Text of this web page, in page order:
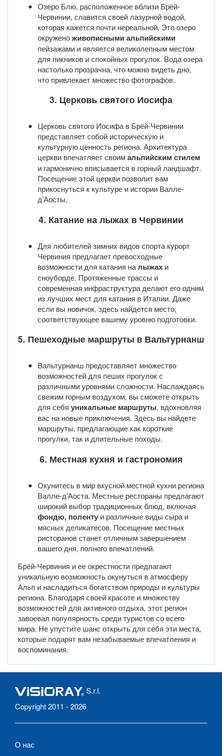
Озеро Блю, расположенное вблизи Брёй-
Червинии, славится своей лазурной водой,
которая кажется почти нереальной. Это озеро
окруженоживописными альпийскими
пейзажами и является великолепным местом
для пикников и спокойных прогулок. Вода озера
настолько прозрачна, что можно видеть дно,
что привлекает множество фотографов.
3. Церковь святого Иосифа
Церковь святого Иосифа в Брёй-Червинии
представляет собой историческую и
культурную ценность региона. Архитектура
церкви впечатляет своимальпийским стилем
и гармонично вписывается в горный ландшафт.
Посещение этой церкви позволит вам
прикоснуться к культуре и истории Валле-
д’Аосты.
4. Катание на лыжах в Червинии
Для любителей зимних видов спорта курорт
Червиния предлагает превосходные
возможности для катания налыжах и
сноуборде. Протяженные трассы и
современная инфраструктура делают его одним
из лучших мест для катания в Италии. Даже
если вы новичок, здесь найдется место,
соответствующее вашему уровню подготовки.
5. Пешеходные маршруты в Вальтурнанш
Вальтурнанш предоставляет множество
возможностей для пеших прогулок с
различными уровнями сложности. Наслаждаясь
свежим горным воздухом, вы сможете открыть
для себя уникальные маршруты, вдохновляя
вас на новые приключения. Здесь вы найдете
маршруты, предлагающие как короткие
прогулки, так и длительные походы.
6. Местная кухня и гастрономия
Окунитесь в мир вкусной местной кухни региона
Валле-д’Аоста. Местные рестораны предлагают
широкий выбор традиционных блюд, включая
фондю, поленту и различные виды сыра и
мясных деликатесов. Посещение местных
ристоранов станет отличным завершением
вашего дня, полного впечатлений.
Брёй-Червиния и ее окрестности предлагают
уникальную возможность окунуться в атмосферу
Альп и насладиться богатством природы и культуры
региона. Благодаря своей красоте и множеству
возможностей для активного отдыха, этот регион
завоевал популярность среди туристов со всего
мира. Не упустите шанс открыть для себя эти места,
которые подарят вам незабываемые впечатления и
воспоминания.
S.r.l.
Copyright 2011 - 2026
О нас